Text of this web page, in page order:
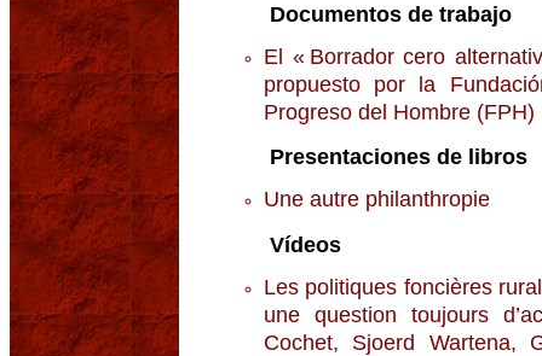
Documentos de trabajo
El « Borrador cero
propuesto por la
Progreso del Hombre (FPH)
Presentaciones de libros
Une autre philanthropie
Vídeos
Les politiques foncières
une question toujours
Cochet, Sjoerd Wartena,